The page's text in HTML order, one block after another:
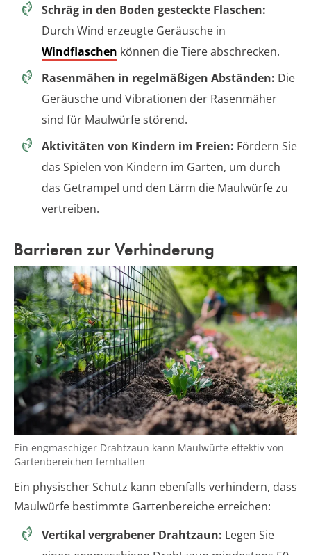
Schräg in den Boden gesteckte Flaschen:
Durch Wind erzeugte Geräusche in
Windflaschen können die Tiere abschrecken.
Rasenmähen in regelmäßigen Abständen: Die
Geräusche und Vibrationen der Rasenmäher
sind für Maulwürfe störend.
Aktivitäten von Kindern im Freien: Fördern Sie
das Spielen von Kindern im Garten, um durch
das Getrampel und den Lärm die Maulwürfe zu
vertreiben.
Barrieren zur Verhinderung
Ein engmaschiger Drahtzaun kann Maulwürfe effektiv von
Gartenbereichen fernhalten
Ein physischer Schutz kann ebenfalls verhindern, dass
Maulwürfe bestimmte Gartenbereiche erreichen:
Vertikal vergrabener Drahtzaun: Legen Sie